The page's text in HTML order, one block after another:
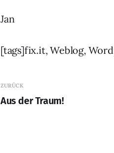
Jan
[tags]fix.it, Weblog,
ZURÜCK
Aus der Traum!